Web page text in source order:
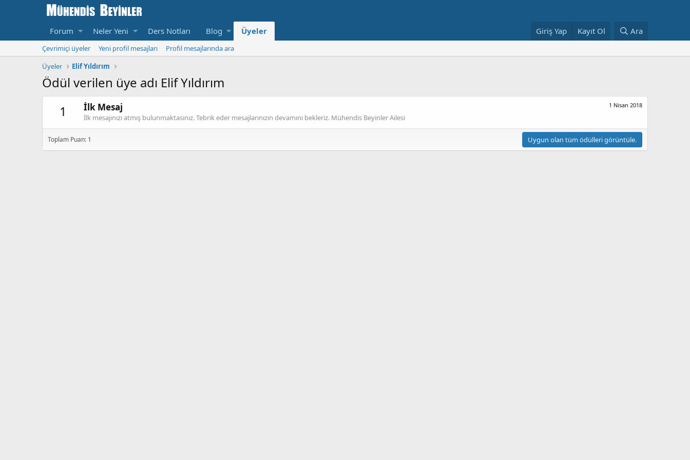
Forum Neler Yeni Ders Notları Blog Üyeler Giriş Yap Kayıt Ol Ara
Çevrimiçi üyeler Yeni profil mesajları
Profil mesajlarında ara
Üyeler
Elif Yıldırım
Ödül verilen üye adı Elif Yıldırım
1
1 Nisan 2018
İlk Mesaj
İlk mesajınızı atmış bulunmaktasınız. Tebrik eder mesajlarınızın devamını bekleriz. Mühendis Beyinler Ailesi
Toplam Puan: 1 Uygun olan tüm ödülleri görüntüle.